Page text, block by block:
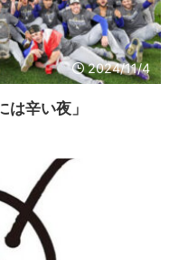
2024/11/4
辛い夜」